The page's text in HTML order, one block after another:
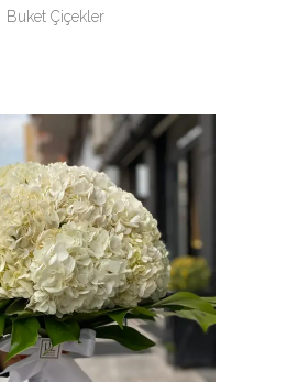
Buket Çiçekler